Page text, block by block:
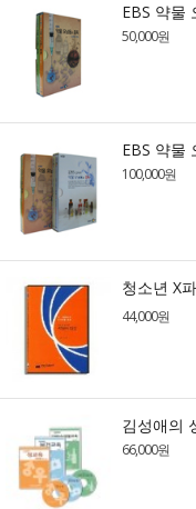
EBS 약물
50,000원
EBS 약물
100,000원
청소년 X
44,000원
김성애의
66,000원